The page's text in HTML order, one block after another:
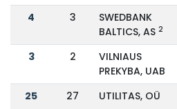
4 3
SWEDBANK
BALTICS, AS 2
3 2
VILNIAUS
PREKYBA, UAB
25 27 UTILITAS, OÜ